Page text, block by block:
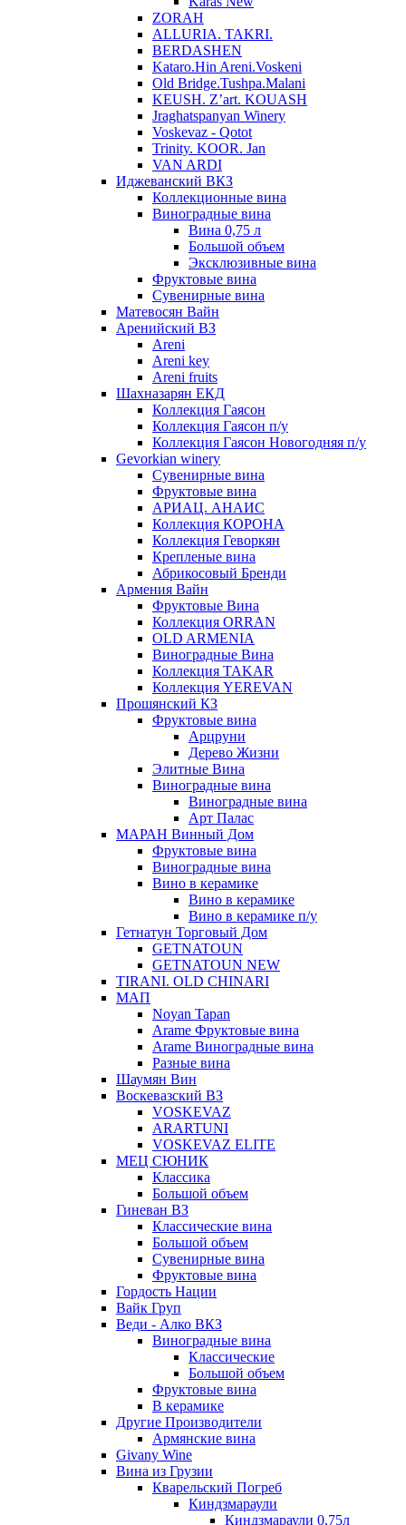
ZORAH
ALLURIA. TAKRI.
BERDASHEN
Kataro.Hin Areni.Voskeni
Old Bridge.Tushpa.Malani
KEUSH. Z’art. KOUASH
Jraghatspanyan Winery
Voskevaz - Qotot
Trinity. KOOR. Jan
VAN ARDI
Иджеванский ВКЗ
Коллекционные вина
Виноградные вина
Вина 0,75 л
Большой объем
Эксклюзивные вина
Фруктовые вина
Cувенирные вина
Матевосян Вайн
Аренийский ВЗ
Areni
Areni key
Areni fruits
Шахназарян ЕКД
Коллекция Гаясон
Коллекция Гаясон п/у
Коллекция Гаясон Новогодняя п/у
Gevorkian winery
Сувенирные вина
Фруктовые вина
АРИАЦ. АНАИС
Коллекция КОРОНА
Коллекция Геворкян
Крепленые вина
Абрикосовый Бренди
Армения Вайн
Фруктовые Вина
Коллекция ORRAN
OLD ARMENIA
Виноградные Вина
Коллекция TAKAR
Коллекция YEREVAN
Прошянский КЗ
Фруктовые вина
Арцруни
Дерево Жизни
Элитные Вина
Виноградные вина
Виноградные вина
Арт Палас
МАРАН Винный Дом
Фруктовые вина
Виноградные вина
Вино в керамике
Вино в керамике
Вино в керамике п/у
Гетнатун Торговый Дом
GETNATOUN
GETNATOUN NEW
TIRANI. OLD CHINARI
МАП
Noyan Tapan
Arame Фруктовые вина
Arame Виноградные вина
Разные вина
Шаумян Вин
Воскевазский ВЗ
VOSKEVAZ
ARARTUNI
VOSKEVAZ ELITE
МЕЦ СЮНИК
Классика
Большой объем
Гиневан ВЗ
Классические вина
Большой объем
Сувенирные вина
Фруктовые вина
Гордость Нации
Вайк Груп
Веди - Алко ВКЗ
Виноградные вина
Классические
Большой объем
Фруктовые вина
В керамике
Другие Производители
Армянские вина
Givany Wine
Вина из Грузии
Кварельский Погреб
Киндзмараули
Киндзмараули 0,75л